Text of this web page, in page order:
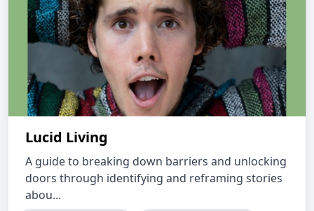
Lucid Living
A guide to breaking down barriers and unlocking
doors through identifying and reframing stories
abou...